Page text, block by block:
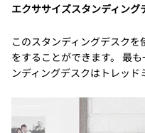
エクササイズスタンディング
このスタンディングデスク
をすることができます。 最
ンディングデスクはトレッド